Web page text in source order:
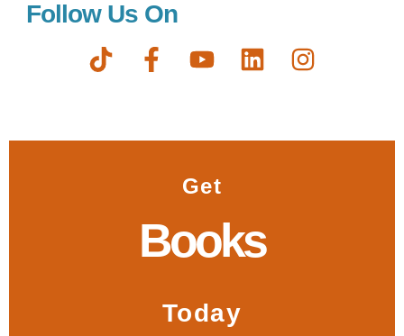
Follow Us On
T
i
o
F
a
b
k
-
Y
o
u
b
e
L
i
e
n
I
n
a
Get
Books
Today